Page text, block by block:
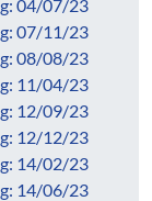
04/07/23
07/11/23
08/08/23
11/04/23
12/09/23
12/12/23
14/02/23
14/06/23